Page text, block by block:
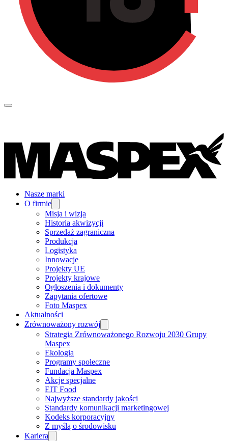
Nasze marki
O firmie
Misja i wizja
Historia akwizycji
Sprzedaż zagraniczna
Produkcja
Logistyka
Innowacje
Projekty UE
Projekty krajowe
Ogłoszenia i dokumenty
Zapytania ofertowe
Foto Maspex
Aktualności
Zrównoważony rozwój
Strategia Zrównoważonego Rozwoju 2030 Grupy
Maspex
Ekologia
Programy społeczne
Fundacja Maspex
Akcje specjalne
EIT Food
Najwyższe standardy jakości
Standardy komunikacji marketingowej
Kodeks korporacyjny
Z myślą o środowisku
Kariera